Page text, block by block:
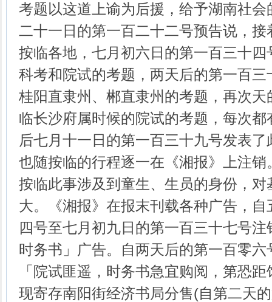
考题以这道上谕为后援，给予湖南社
二十一日的第一百二十二号预告说，
按临各地，七月初六日的第一百三十
科考和院试的考题，两天后的第一百
桂阳直隶州、郴直隶州的考题，再次
临长沙府属时候的院试的考题，每次
后七月十一日的第一百三十九号发表
也随按临的行程逐一在《湘报》上注销
按临此事涉及到童生、生员的身份，
大。《湘报》在报末刊载各种广告，
四号至七月初九日的第一百三十七号
时务书」广告。自两天后的第一百零
「院试匪遥，时务书急宜购阅，第恐
现寄存南阳街经济书局分售(自第二天